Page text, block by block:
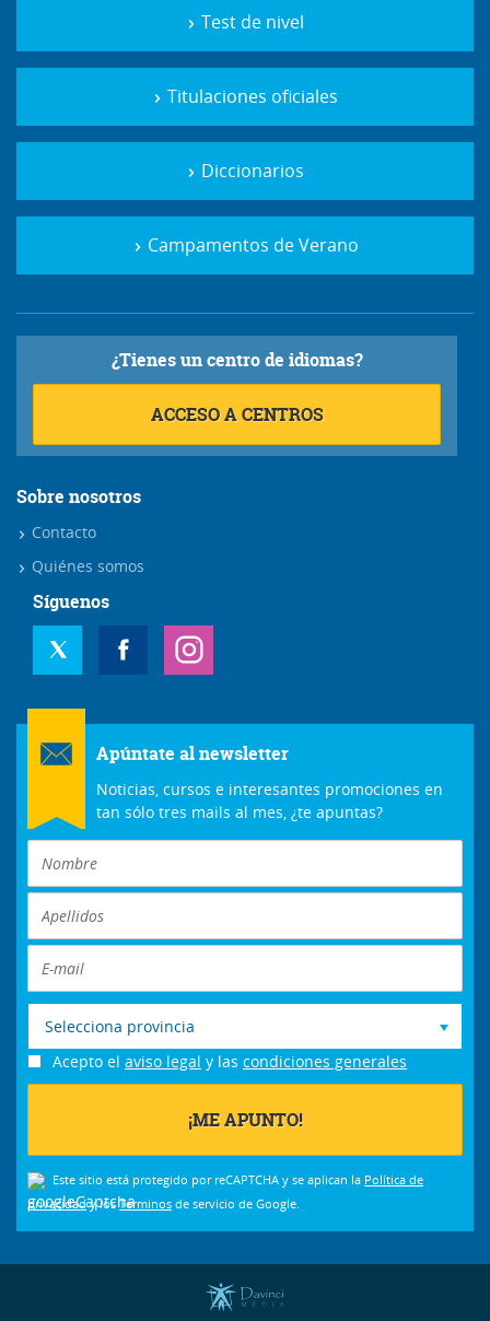
Test de nivel
Titulaciones oficiales
Diccionarios
Campamentos de Verano
¿Tienes un centro de idiomas?
ACCESO A CENTROS
Sobre nosotros
Contacto
Quiénes somos
Síguenos
Apúntate al newsletter
Noticias, cursos e interesantes promociones en
tan sólo tres mails al mes, ¿te apuntas?
Selecciona provincia
Acepto el aviso legal y las condiciones generales
Este sitio está protegido por reCAPTCHA y se aplican la Política de
privacidady losTérminos de servicio de Google.